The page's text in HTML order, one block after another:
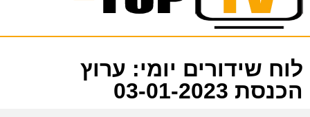
לוח שידורים יומי: ערוץ
הכנסת 03-01-2023